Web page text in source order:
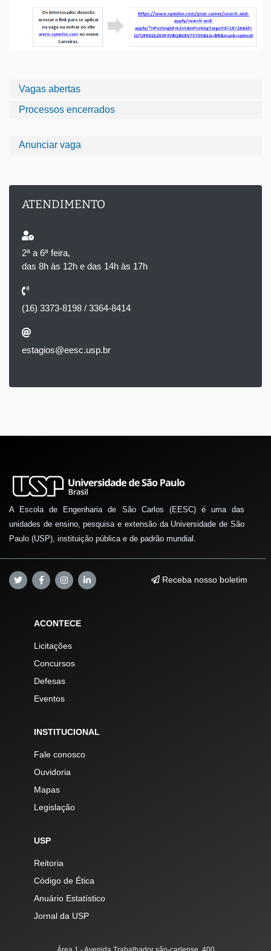
Vagas abertas
Processos encerrados
Anunciar vaga
ATENDIMENTO
2ª a 6ª feira,
das 8h às 12h e das 14h às 17h
(16) 3373-8198 / 3364-8414
estagios@eesc.usp.br
A Escola de Engenharia de São Carlos (EESC) é uma das
unidades de ensino, pesquisa e extensão da Universidade de São
Paulo (USP), instituição pública e de padrão mundial.
Receba nosso boletim
ACONTECE
Licitações
Concursos
Defesas
Eventos
INSTITUCIONAL
Fale conosco
Ouvidoria
Mapas
Legislação
USP
Reitoria
Código de Ética
Anuário Estatístico
Jornal da USP